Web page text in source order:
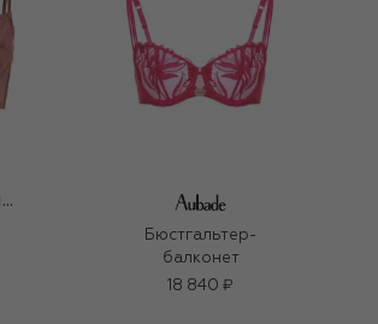
KIKI DE MONTPARNASSE
Бюстгальтер-
балконет
18 840 ₽